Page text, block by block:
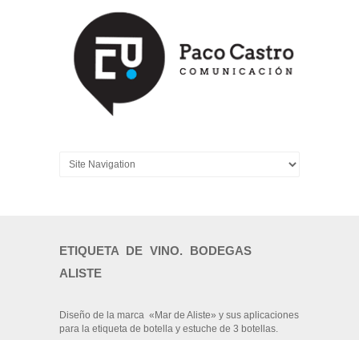
ETIQUETA DE VINO. BODEGAS
ALISTE
Diseño de la marca «Mar de Aliste» y sus aplicaciones
para la etiqueta de botella y estuche de 3 botellas.